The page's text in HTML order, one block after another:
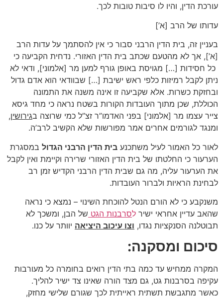
עורכת הדין, והיו לו סיבות טובות לכך.
עדותו של הרב [א’]
בעניין זה, בית הדין הרבני סבור כי אין להסתמך על עדות הרב
[א’], אך לא מהטעם שכתב בית הדין האזורי. נדחית הקביעה כי
כל חסידות […] מגויסת באופן גורף למען מר [אלמוני], ודאי לא
ניתן לקבל רמיזות כלפי ראש ישיבת […] שבוודאי הוא אדם גדול
ובחזקת כשרות. אלא שקביעה זו אינה משנה את התמונה
הכוללת, שכן מתוך העובדות הקורות בשטח נראה כי מחד גיסא
צייר עצמו מר [אלמוני] בפני האדמו”ר זצ”ל כמי שרוצה בגירושין,
ומנגד לגורמים אחרים אמר מפורשות שלא הקשיב לרב’ה.
לאור כל האמור לעיל משתכנע בית הדין הרבני הגדול במסגרת
הערעור כי החלטתו של בית הדין האזורי שרירה וקיימת ואין לקבל
את הערעור עליה, מה גם שבית הדין הרבני הקדיש זמן רב
לבחינת הראיות ולברור העובדות.
משנקבע כי לא הורם הנטל להוכחת השינוי – נמצא כי נראה
שהאב עדיין אחראי ישיר לסרבנות הגט של הבן, ומשכך לא
תבוטלנה הסנקציות נגדו, וצו עיכוב היציאה יוותר על כנו.
סיכום ומסקנה:
המקרה ממחיש עד כמה בתי הדין רואים בחומרה כל מעורבות
עקיפה בסרבנות גט, גם מצד הורה שאינו צד ישיר להליך.
כאשר מתגבשת תשתית ראייתית לכך שגורם שלישי מחזק,